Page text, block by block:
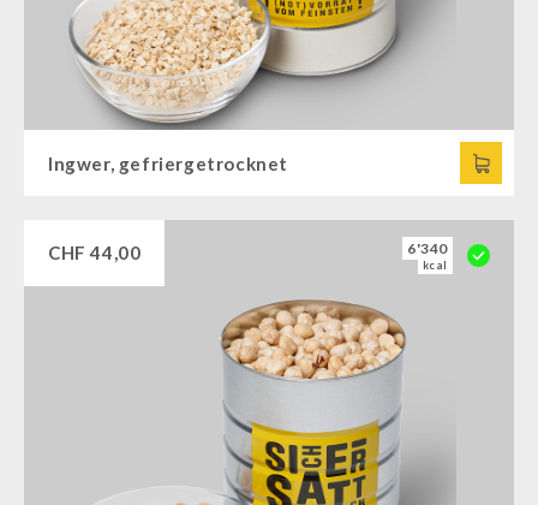
Ingwer, gefriergetrocknet
CHF 44,00 6'340
kcal